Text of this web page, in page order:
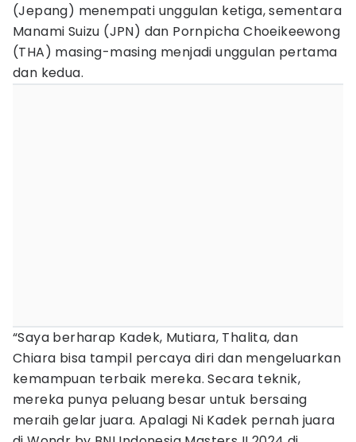
(Jepang) menempati unggulan ketiga, sementara
Manami Suizu (JPN) dan Pornpicha Choeikeewong
(THA) masing-masing menjadi unggulan pertama
dan kedua.
“Saya berharap Kadek, Mutiara, Thalita, dan
Chiara bisa tampil percaya diri dan mengeluarkan
kemampuan terbaik mereka. Secara teknik,
mereka punya peluang besar untuk bersaing
meraih gelar juara. Apalagi Ni Kadek pernah juara